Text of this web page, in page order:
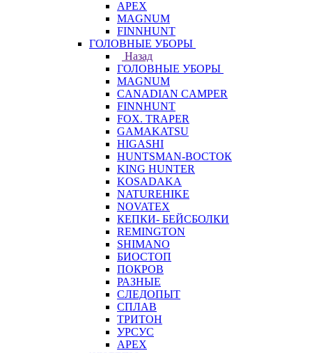
APEX
MAGNUM
FINNHUNT
ГОЛОВНЫЕ УБОРЫ
Назад
ГОЛОВНЫЕ УБОРЫ
MAGNUM
CANADIAN CAMPER
FINNHUNT
FOX. TRAPER
GAMAKATSU
HIGASHI
HUNTSMAN-ВОСТОК
KING HUNTER
KOSADAKA
NATUREHIKE
NOVATEX
КЕПКИ- БЕЙСБОЛКИ
REMINGTON
SHIMANO
БИОСТОП
ПОКРОВ
РАЗНЫЕ
СЛЕДОПЫТ
СПЛАВ
ТРИТОН
УРСУС
APEX